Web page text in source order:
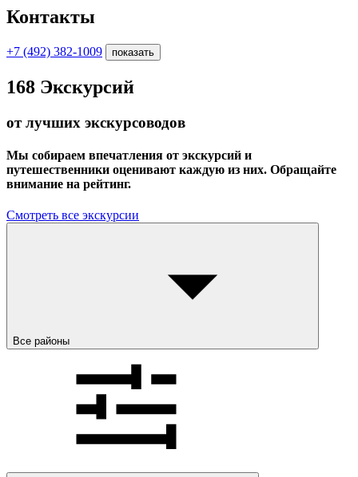
Контакты
+7 (492) 382-1009 показать
168 Экскурсий
от лучших экскурсоводов
Мы собираем впечатления от экскурсий и
путешественники оценивают каждую из них. Обращайте
внимание на рейтинг.
Смотреть все экскурсии
Все районы